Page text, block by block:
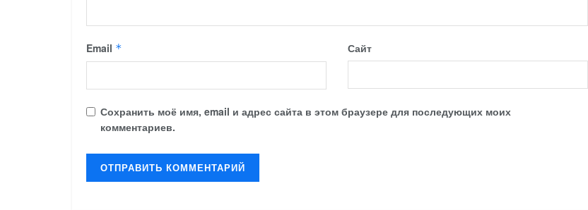
Email * Сайт
Сохранить моё имя, email и адрес сайта в этом браузере для последующих моих
комментариев.